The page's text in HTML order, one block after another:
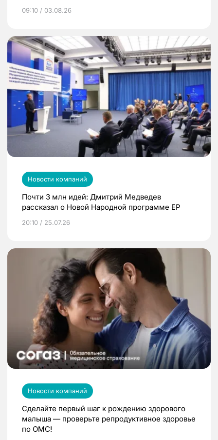
09:10 / 03.08.26
Новости компаний
Почти 3 млн идей: Дмитрий Медведев
рассказал о Новой Народной программе ЕР
20:10 / 25.07.26
Новости компаний
Сделайте первый шаг к рождению здорового
малыша — проверьте репродуктивное здоровье
по ОМС!